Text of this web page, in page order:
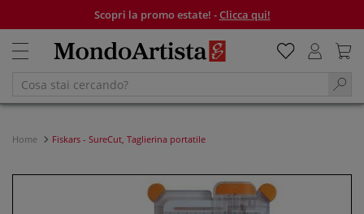
Scopri la promo estate! -Clicca qui!
Home Fiskars - SureCut, Taglierina portatile